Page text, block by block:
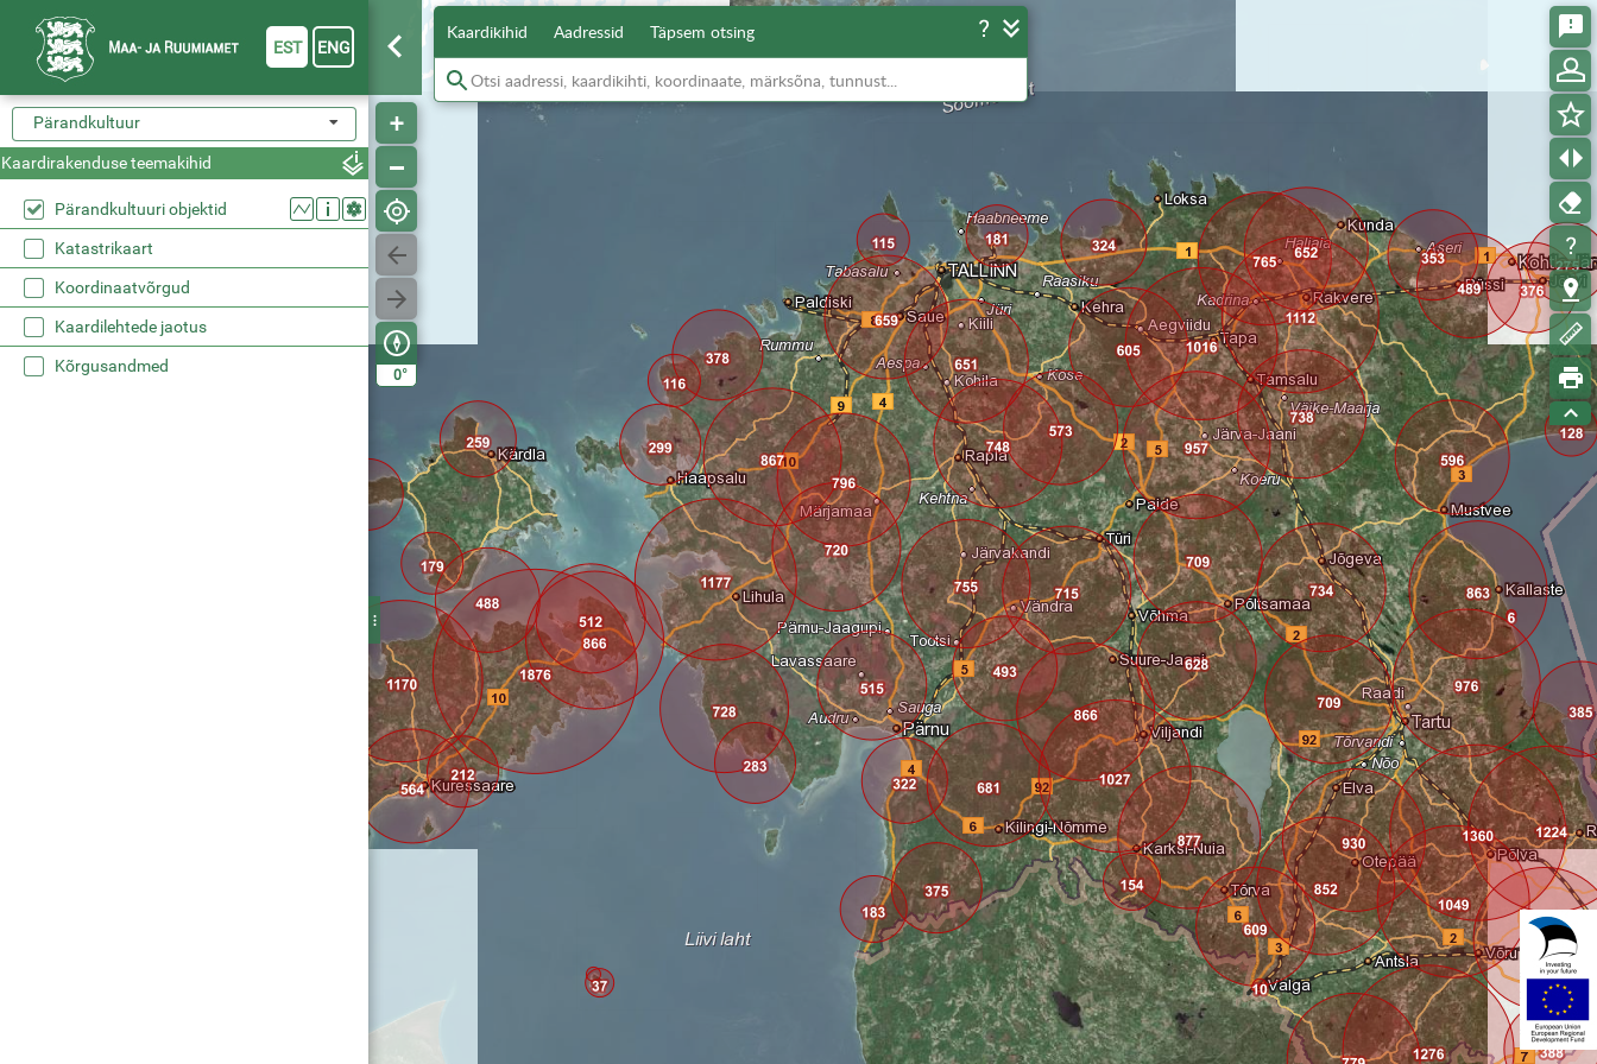
0°
Kaardikihid Aadressid Täpsem otsing
Pärandkultuur
Kaardirakenduse teemakihid
Pärandkultuuri objektid
Katastrikaart
Koordinaatvõrgud
Kaardilehtede jaotus
Kõrgusandmed
EST ENG